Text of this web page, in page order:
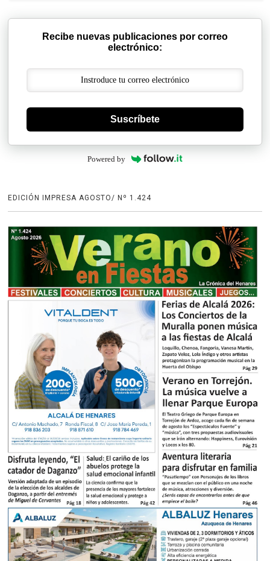
Recibe nuevas publicaciones por correo
electrónico:
Suscríbete
Powered by
EDICIÓN IMPRESA AGOSTO/ Nº 1.424